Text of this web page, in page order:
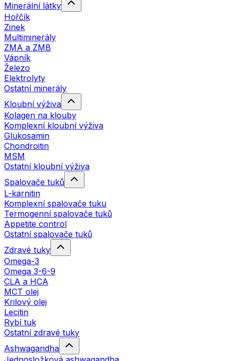
Minerální látky
Hořčík
Zinek
Multiminerály
ZMA a ZMB
Vápník
Železo
Elektrolyty
Ostatní minerály
Kloubní výživa
Kolagen na klouby
Komplexní kloubní výživa
Glukosamin
Chondroitin
MSM
Ostatní kloubní výživa
Spalovače tuků
L-karnitin
Komplexní spalovače tuku
Termogenní spalovače tuků
Appetite control
Ostatní spalovače tuků
Zdravé tuky
Omega-3
Omega 3-6-9
CLA a HCA
MCT olej
Krilový olej
Lecitin
Rybí tuk
Ostatní zdravé tuky
Ashwagandha